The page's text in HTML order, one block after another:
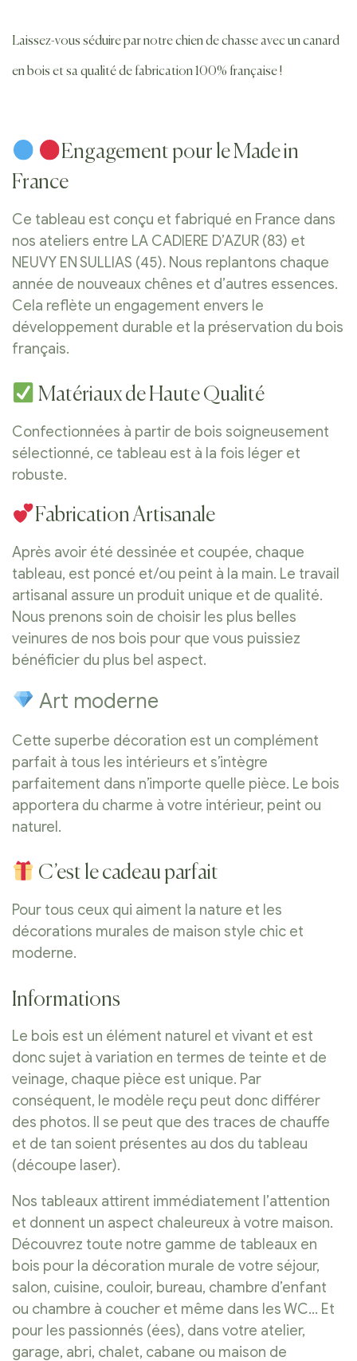
Laissez-vous séduire par notre chien de chasse avec un canard
en bois et sa qualité de fabrication 100% française !
Engagement pour le Made in
France
Ce tableau est conçu et fabriqué en France dans
nos ateliers entre LA CADIERE D’AZUR (83) et
NEUVY EN SULLIAS (45). Nous replantons chaque
année de nouveaux chênes et d’autres essences.
Cela reflète un engagement envers le
développement durable et la préservation du bois
français.
Matériaux de Haute Qualité
Confectionnées à partir de bois soigneusement
sélectionné, ce tableau est à la fois léger et
robuste.
Fabrication Artisanale
Après avoir été dessinée et coupée, chaque
tableau, est poncé et/ou peint à la main. Le travail
artisanal assure un produit unique et de qualité.
Nous prenons soin de choisir les plus belles
veinures de nos bois pour que vous puissiez
bénéficier du plus bel aspect.
Art moderne
Cette superbe décoration est un complément
parfait à tous les intérieurs et s’intègre
parfaitement dans n’importe quelle pièce. Le bois
apportera du charme à votre intérieur, peint ou
naturel.
C’est le cadeau parfait
Pour tous ceux qui aiment la nature et les
décorations murales de maison style chic et
moderne.
Informations
Le bois est un élément naturel et vivant et est
donc sujet à variation en termes de teinte et de
veinage, chaque pièce est unique. Par
conséquent, le modèle reçu peut donc différer
des photos. Il se peut que des traces de chauffe
et de tan soient présentes au dos du tableau
(découpe laser).
Nos tableaux attirent immédiatement l’attention
et donnent un aspect chaleureux à votre maison.
Découvrez toute notre gamme de tableaux en
bois pour la décoration murale de votre séjour,
salon, cuisine, couloir, bureau, chambre d’enfant
ou chambre à coucher et même dans les WC… Et
pour les passionnés (ées), dans votre atelier,
garage, abri, chalet, cabane ou maison de